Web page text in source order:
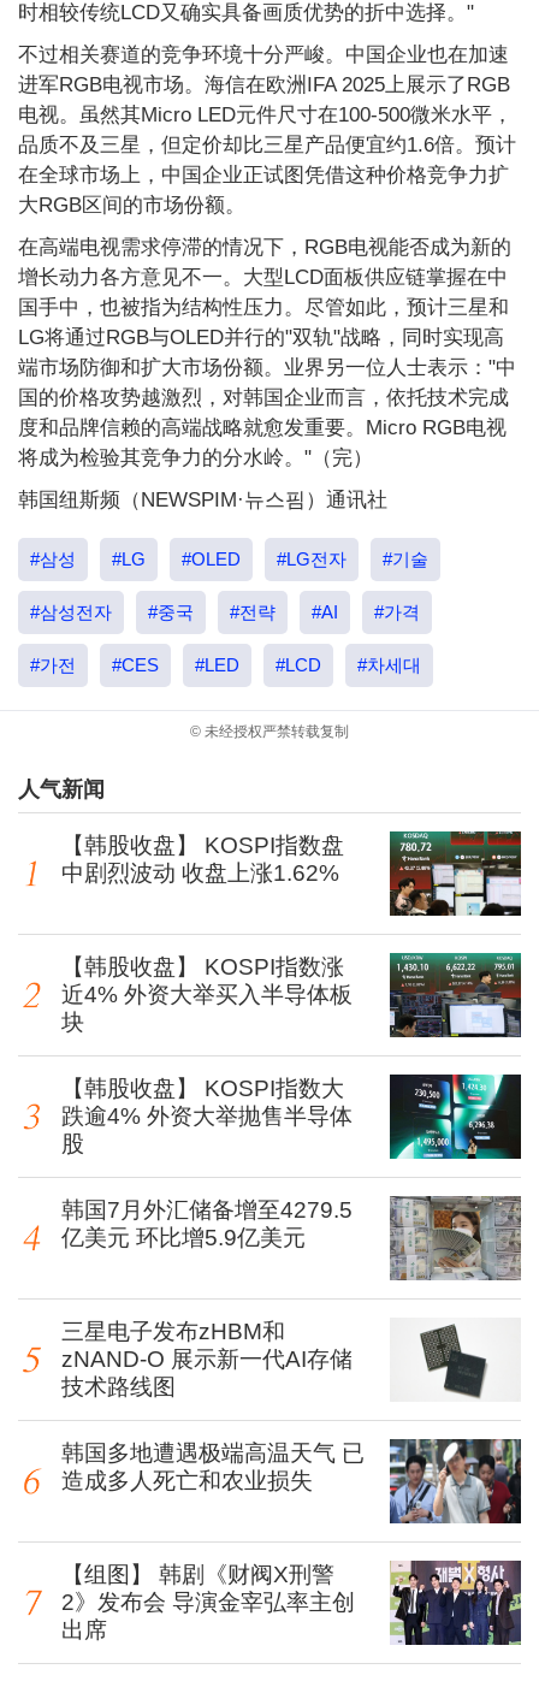
时相较传统LCD又确实具备画质优势的折中选择。"
不过相关赛道的竞争环境十分严峻。中国企业也在加速
进军RGB电视市场。海信在欧洲IFA 2025上展示了RGB
电视。虽然其Micro LED元件尺寸在100-500微米水平，
品质不及三星，但定价却比三星产品便宜约1.6倍。预计
在全球市场上，中国企业正试图凭借这种价格竞争力扩
大RGB区间的市场份额。
在高端电视需求停滞的情况下，RGB电视能否成为新的
增长动力各方意见不一。大型LCD面板供应链掌握在中
国手中，也被指为结构性压力。尽管如此，预计三星和
LG将通过RGB与OLED并行的"双轨"战略，同时实现高
端市场防御和扩大市场份额。业界另一位人士表示："中
国的价格攻势越激烈，对韩国企业而言，依托技术完成
度和品牌信赖的高端战略就愈发重要。Micro RGB电视
将成为检验其竞争力的分水岭。"（完）
韩国纽斯频（NEWSPIM·뉴스핌）通讯社
#삼성 #LG #OLED #LG전자 #기술
#삼성전자 #중국 #전략 #AI #가격
#가전 #CES #LED #LCD #차세대
© 未经授权严禁转载复制
人气新闻
【韩股收盘】 KOSPI指数盘
中剧烈波动 收盘上涨1.62%
【韩股收盘】 KOSPI指数涨
近4% 外资大举买入半导体板
块
【韩股收盘】 KOSPI指数大
跌逾4% 外资大举抛售半导体
股
韩国7月外汇储备增至4279.5
亿美元 环比增5.9亿美元
三星电子发布zHBM和
zNAND-O 展示新一代AI存储
技术路线图
韩国多地遭遇极端高温天气 已
造成多人死亡和农业损失
【组图】 韩剧《财阀X刑警
2》发布会 导演金宰弘率主创
出席